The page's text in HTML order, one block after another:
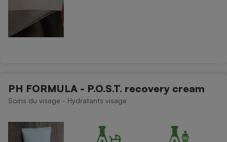
PH FORMULA - P.O.S.T. recovery cream
Soins du visage - Hydratants visage